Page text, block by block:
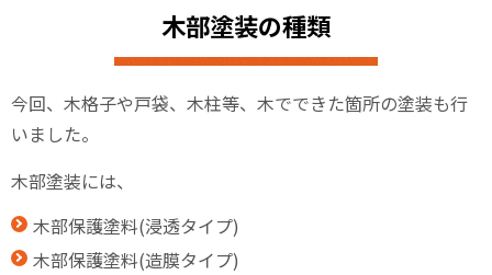
木部塗装の種類
今回、木格子や戸袋、木柱等、木でできた箇所の塗装も行
いました。
木部塗装には、
木部保護塗料(浸透タイプ)
木部保護塗料(造膜タイプ)